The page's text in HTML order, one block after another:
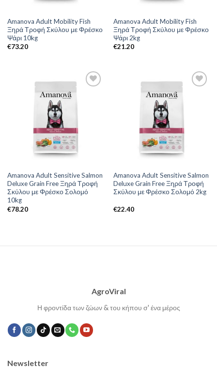
Amanova Adult Mobility Fish
Ξηρά Τροφή Σκύλου με Φρέσκο
Ψάρι 10kg
€73.20
Amanova Adult Mobility Fish
Ξηρά Τροφή Σκύλου με Φρέσκο
Ψάρι 2kg
€21.20
Amanova Adult Sensitive Salmon
Deluxe Grain Free Ξηρά Τροφή
Σκύλου με Φρέσκο Σολομό
10kg
€78.20
Amanova Adult Sensitive Salmon
Deluxe Grain Free Ξηρά Τροφή
Σκύλου με Φρέσκο Σολομό 2kg
€22.40
AgroViral
Η φροντίδα των ζώων & του κήπου σ' ένα μέρος
Newsletter